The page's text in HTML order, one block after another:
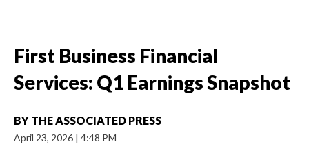
First Business Financial
Services: Q1 Earnings Snapshot
BY THE ASSOCIATED PRESS
April 23, 2026 | 4:48 PM